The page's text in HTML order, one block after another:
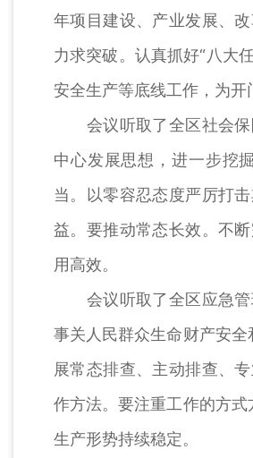
年项目建设、产业发展、
力求突破。认真抓好“八大
安全生产等底线工作，为开
会议听取了全区社会保
中心发展思想，进一步挖
当。以零容忍态度严厉打
益。要推动常态长效。不
用高效。
会议听取了全区应急管
事关人民群众生命财产安
展常态排查、主动排查、
作方法。要注重工作的方
生产形势持续稳定。